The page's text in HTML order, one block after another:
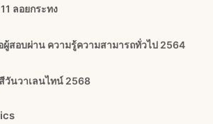
ลอยกระทง
ผู้สอบผ่าน ความรู้ความสามารถทั่วไป 2564
วันวาเลนไทน์ 2568